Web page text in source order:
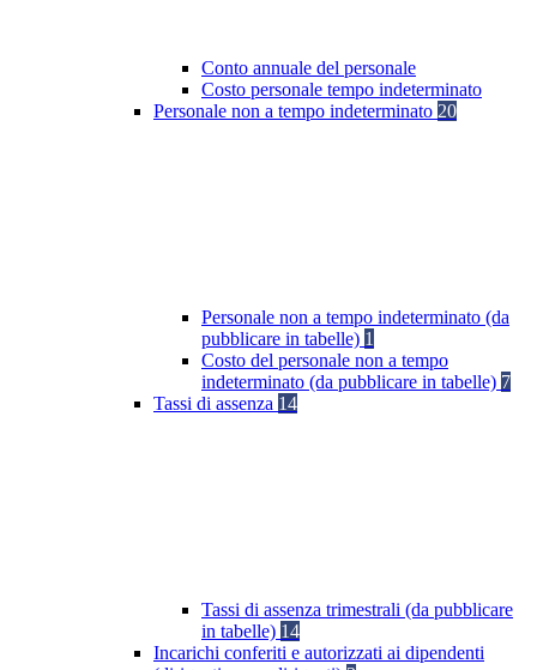
Conto annuale del personale
Costo personale tempo indeterminato
Personale non a tempo indeterminato 20
Personale non a tempo indeterminato (da
pubblicare in tabelle) 1
Costo del personale non a tempo
indeterminato (da pubblicare in tabelle) 7
Tassi di assenza 14
Tassi di assenza trimestrali (da pubblicare
in tabelle) 14
Incarichi conferiti e autorizzati ai dipendenti